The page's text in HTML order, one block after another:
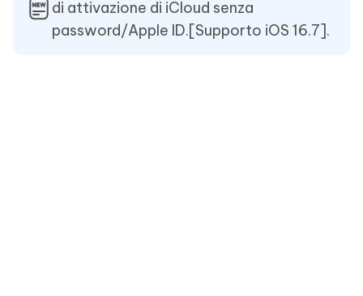
di attivazione di iCloud senza
password/Apple ID.[Supporto iOS 16.7].